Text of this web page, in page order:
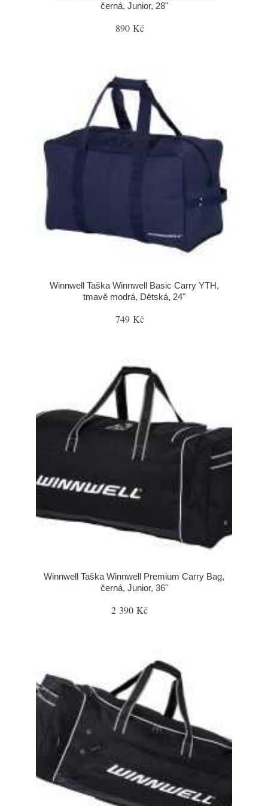
černá, Junior, 28"
890 Kč
Winnwell Taška Winnwell Basic Carry YTH,
tmavě modrá, Dětská, 24"
749 Kč
Winnwell Taška Winnwell Premium Carry Bag,
černá, Junior, 36"
2 390 Kč